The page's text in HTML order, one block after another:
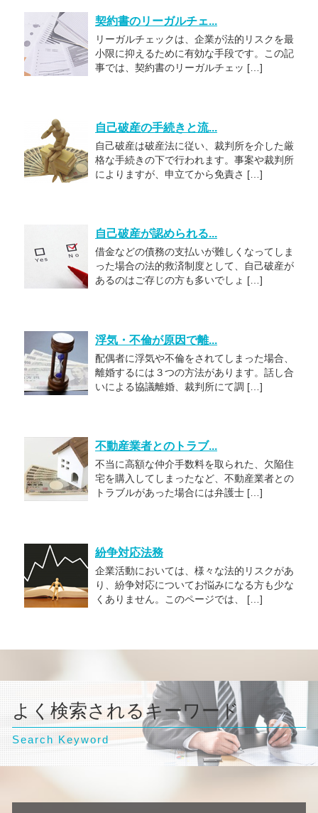
契約書のリーガルチェ...
リーガルチェックは、企業が法的リスクを最
小限に抑えるために有効な手段です。この記
事では、契約書のリーガルチェッ […]
自己破産の手続きと流...
自己破産は破産法に従い、裁判所を介した厳
格な手続きの下で行われます。事案や裁判所
によりますが、申立てから免責さ […]
自己破産が認められる...
借金などの債務の支払いが難しくなってしま
った場合の法的救済制度として、自己破産が
あるのはご存じの方も多いでしょ […]
浮気・不倫が原因で離...
配偶者に浮気や不倫をされてしまった場合、
離婚するには３つの方法があります。話し合
いによる協議離婚、裁判所にて調 […]
不動産業者とのトラブ...
不当に高額な仲介手数料を取られた、欠陥住
宅を購入してしまったなど、不動産業者との
トラブルがあった場合には弁護士 […]
紛争対応法務
企業活動においては、様々な法的リスクがあ
り、紛争対応についてお悩みになる方も少な
くありません。このページでは、 […]
よく検索されるキーワード
Search Keyword